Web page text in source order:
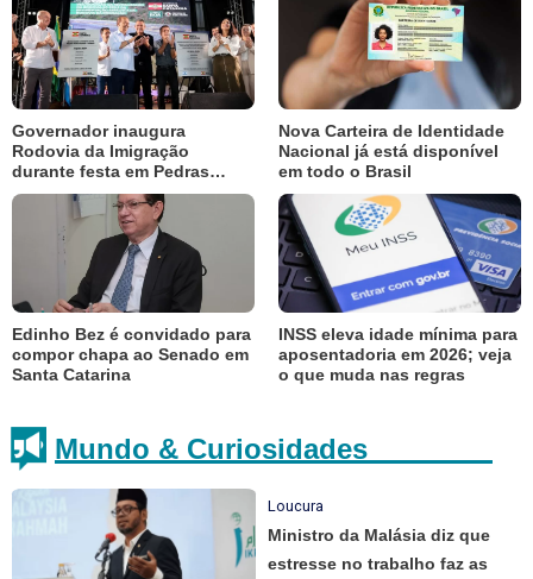
Governador inaugura
Rodovia da Imigração
durante festa em Pedras
Grandes
Edinho Bez é convidado para
compor chapa ao Senado em
Santa Catarina
Nova Carteira de Identidade
Nacional já está disponível
em todo o Brasil
INSS eleva idade mínima para
aposentadoria em 2026; veja
o que muda nas regras
Mundo & Curiosidades
Loucura
Ministro da Malásia diz que
estresse no trabalho faz as